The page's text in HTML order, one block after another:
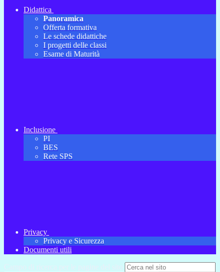
Didattica
Panoramica
Offerta formativa
Le schede didattiche
I progetti delle classi
Esame di Maturità
Inclusione
PI
BES
Rete SPS
Privacy
Privacy e Sicurezza
Documenti utili
Campo di ricerca per le pagine del sito